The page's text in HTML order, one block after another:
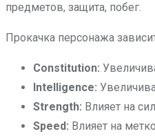
предметов, защита, побег.
Прокачка персонажа
Constitution:
Intelligence:
Strength: Влияет на
Speed: Влияет на